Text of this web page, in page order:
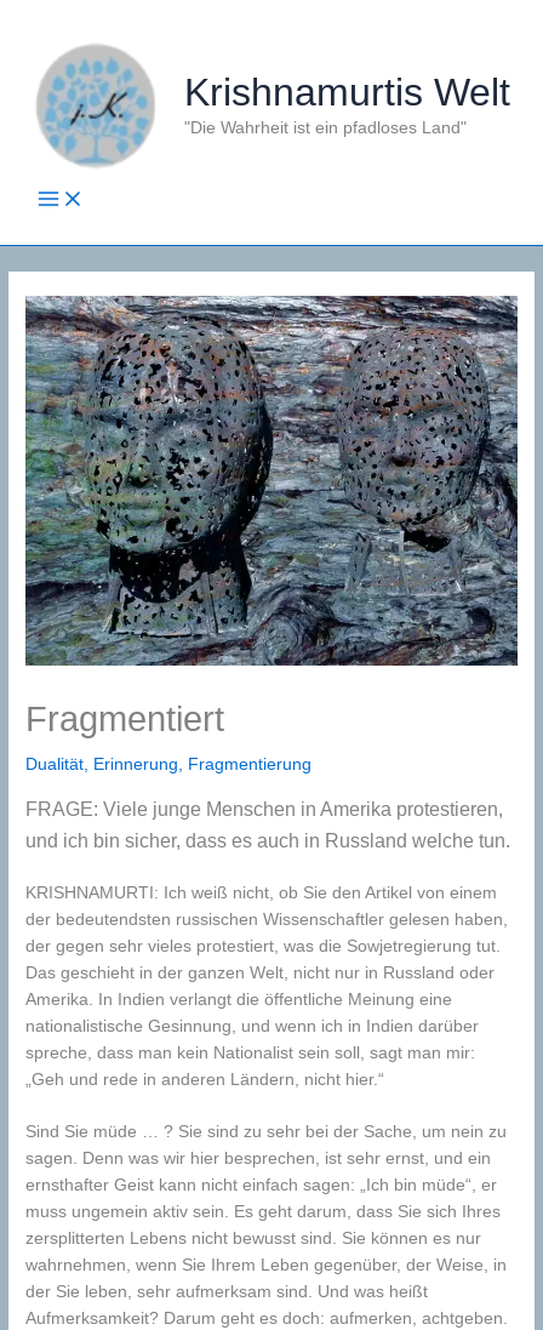
springen
Krishnamurtis Welt
"Die Wahrheit ist ein pfadloses Land"
Fragmentiert
Dualität Erinnerung Fragmentierung
FRAGE: Viele junge Menschen in Amerika protestieren,
und ich bin sicher, dass es auch in Russland welche tun.
KRISHNAMURTI: Ich weiß nicht, ob Sie den Artikel von einem
der bedeutendsten russischen Wissenschaftler gelesen haben,
der gegen sehr vieles protestiert, was die Sowjetregierung tut.
Das geschieht in der ganzen Welt, nicht nur in Russland oder
Amerika. In Indien verlangt die öffentliche Meinung eine
nationalistische Gesinnung, und wenn ich in Indien darüber
spreche, dass man kein Nationalist sein soll, sagt man mir:
„Geh und rede in anderen Ländern, nicht hier.“
Sind Sie müde … ? Sie sind zu sehr bei der Sache, um nein zu
sagen. Denn was wir hier besprechen, ist sehr ernst, und ein
ernsthafter Geist kann nicht einfach sagen: „Ich bin müde“, er
muss ungemein aktiv sein. Es geht darum, dass Sie sich Ihres
zersplitterten Lebens nicht bewusst sind. Sie können es nur
wahrnehmen, wenn Sie Ihrem Leben gegenüber, der Weise, in
der Sie leben, sehr aufmerksam sind. Und was heißt
Aufmerksamkeit? Darum geht es doch: aufmerken, achtgeben.